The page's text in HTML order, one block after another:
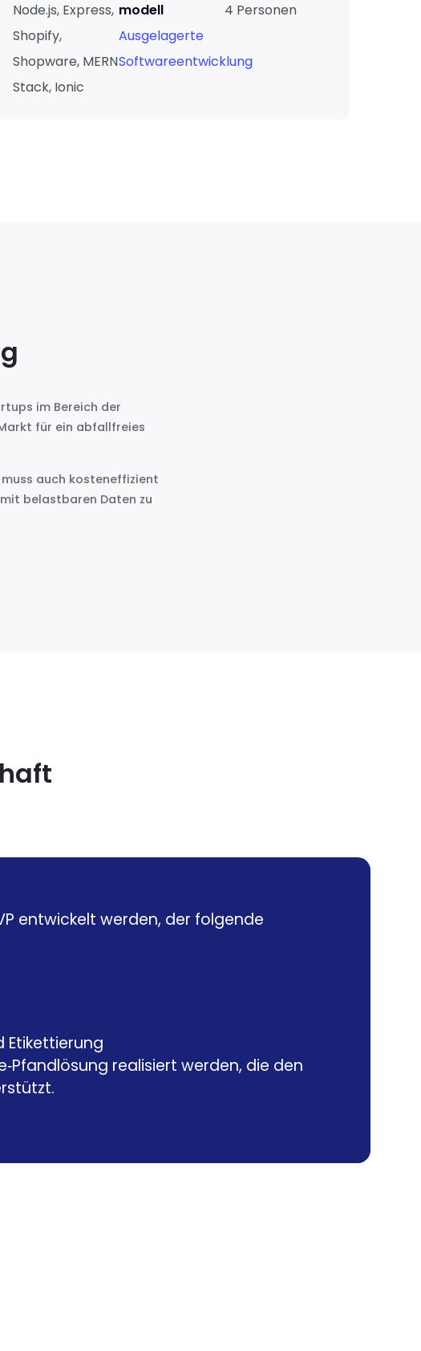
Node.js, Express,
Shopify,
Shopware, MERN
Stack, Ionic
modell
Ausgelagerte
Softwareentwicklung
4 Personen
im Bereich der
für ein abfallfreies
auch kosteneffizient
belastbaren Daten zu
entwickelt werden, der folgende
Etikettierung
realisiert werden, die den